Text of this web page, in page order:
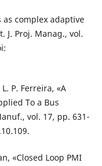
as complex adaptive
J. Proj. Manag., vol.
P. Ferreira, «A
To a Bus
vol. 17, pp. 631-
«Closed Loop PMI